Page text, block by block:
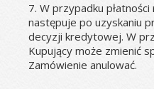
7. W przypadku
następuje po uzyskaniu
decyzji kredytowej. W
Kupujący może zmienić
Zamówienie anulować.